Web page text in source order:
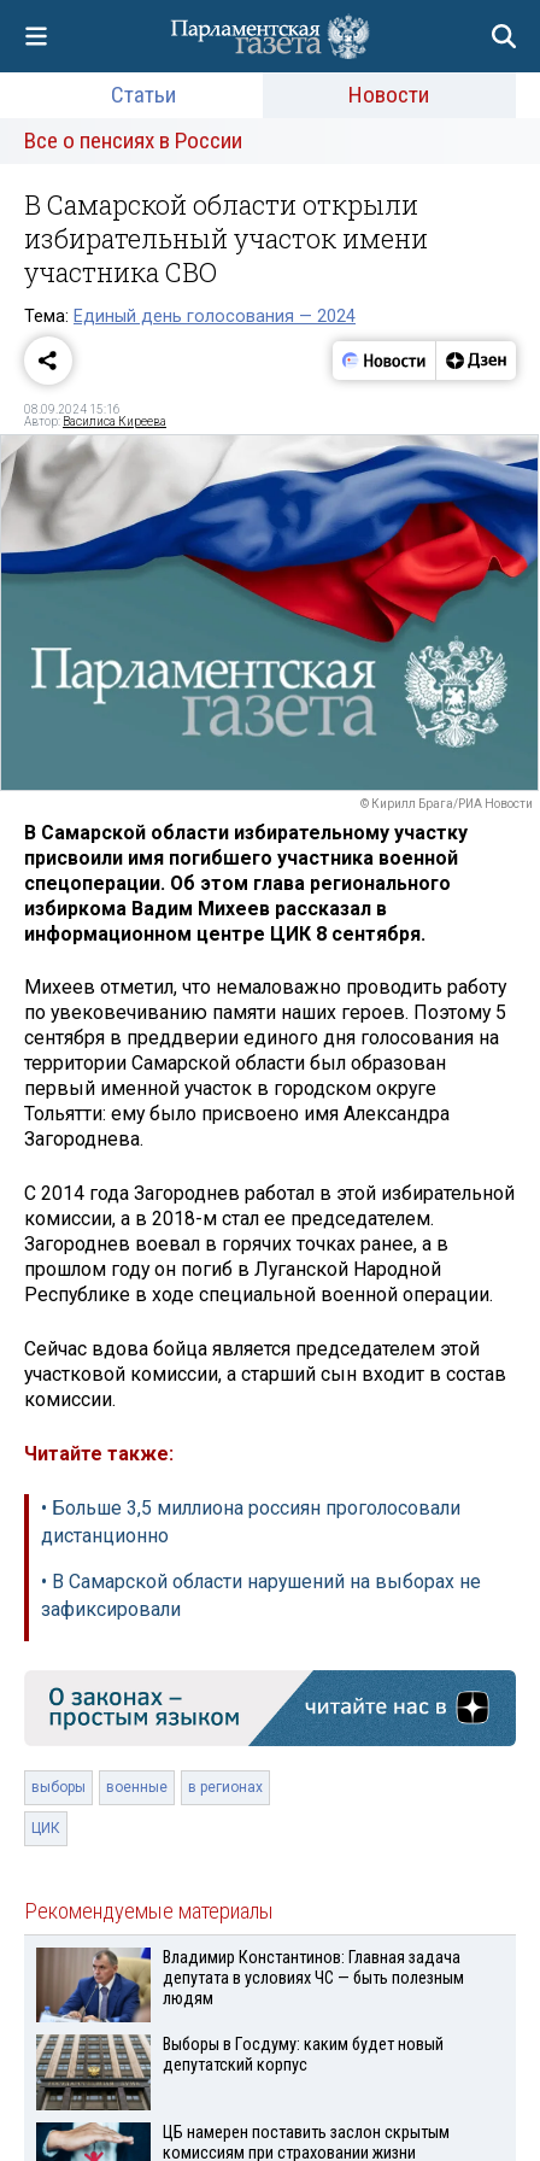
Статьи
Новости
Все о пенсиях в России
В Самарской области открыли
избирательный участок имени
участника СВО
Тема: Единый день голосования — 2024
08.09.2024 15:16
Автор: Василиса Киреева
© Кирилл Брага/РИА Новости
В Самарской области избирательному участку
присвоили имя погибшего участника военной
спецоперации. Об этом глава регионального
избиркома Вадим Михеев рассказал в
информационном центре ЦИК 8 сентября.
Михеев отметил, что немаловажно проводить работу
по увековечиванию памяти наших героев. Поэтому 5
сентября в преддверии единого дня голосования на
территории Самарской области был образован
первый именной участок в городском округе
Тольятти: ему было присвоено имя Александра
Загороднева.
С 2014 года Загороднев работал в этой избирательной
комиссии, а в 2018-м стал ее председателем.
Загороднев воевал в горячих точках ранее, а в
прошлом году он погиб в Луганской Народной
Республике в ходе специальной военной операции.
Сейчас вдова бойца является председателем этой
участковой комиссии, а старший сын входит в состав
комиссии.
Читайте также:
• Больше 3,5 миллиона россиян проголосовали
дистанционно
• В Самарской области нарушений на выборах не
зафиксировали
выборы военные в регионах
ЦИК
Рекомендуемые материалы
Владимир Константинов: Главная задача
депутата в условиях ЧС — быть полезным
людям
Выборы в Госдуму: каким будет новый
депутатский корпус
ЦБ намерен поставить заслон скрытым
комиссиям при страховании жизни